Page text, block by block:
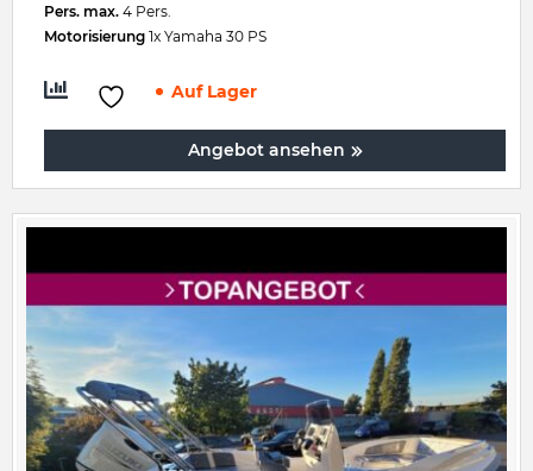
Pers. max. 4 Pers.
Motorisierung 1x Yamaha 30 PS
Auf Lager
Angebot ansehen